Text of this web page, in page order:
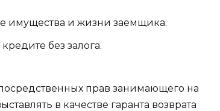
имущества и жизни заемщика.
без залога.
прав занимающего на
в качестве гаранта возврата